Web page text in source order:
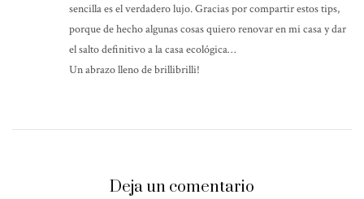
sencilla es el verdadero lujo. Gracias por compartir estos tips,
porque de hecho algunas cosas quiero renovar en mi casa y dar
el salto definitivo a la casa ecológica…
Un abrazo lleno de brillibrilli!
Deja un comentario